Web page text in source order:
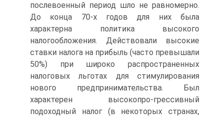
послевоенный период шло не равномерно.
До конца 70-х годов для них была
характерна политика высокого
налогообложения. Действовали высокие
ставки налога на прибыль (часто превышали
50%) при широко распространенных
налоговых льготах для стимулирования
нового предпринимательства. Был
характерен высокопро-грессивный
подоходный налог (в некоторых странах,